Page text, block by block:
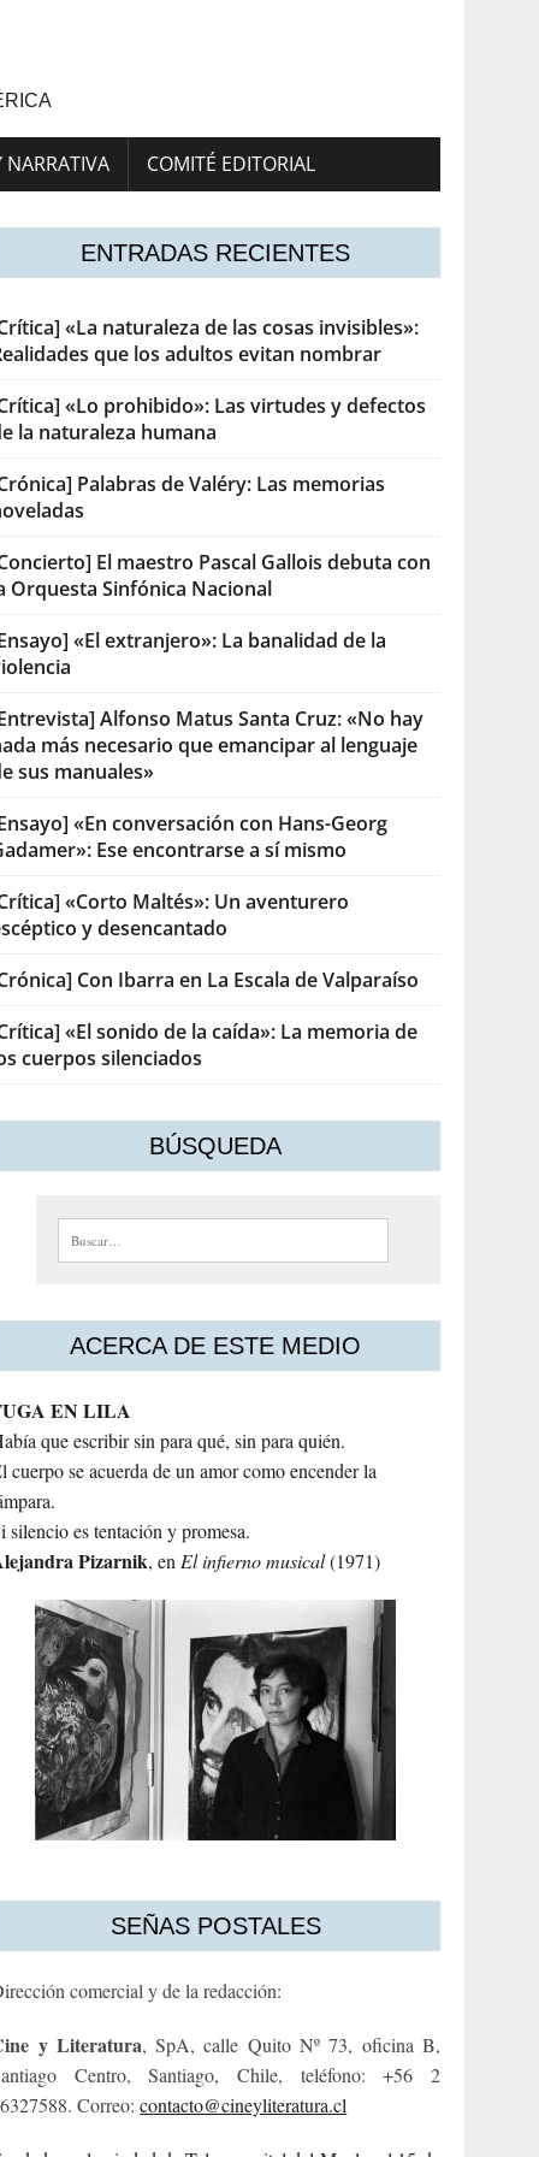
NARRATIVA COMITÉ EDITORIAL
ENTRADAS RECIENTES
«La naturaleza de las cosas invisibles»:
que los adultos evitan nombrar
«Lo prohibido»: Las virtudes y defectos
la naturaleza humana
Palabras de Valéry: Las memorias
El maestro Pascal Gallois debuta con
Orquesta Sinfónica Nacional
«El extranjero»: La banalidad de la
Alfonso Matus Santa Cruz: «No hay
más necesario que emancipar al lenguaje
sus manuales»
«En conversación con Hans-Georg
Ese encontrarse a sí mismo
«Corto Maltés»: Un aventurero
y desencantado
Con Ibarra en La Escala de Valparaíso
«El sonido de la caída»: La memoria de
cuerpos silenciados
BÚSQUEDA
Buscar:
ACERCA DE ESTE MEDIO
EN LILA
que escribir sin para qué, sin para quién.
cuerpo se acuerda de un amor como encender la
silencio es tentación y promesa.
Pizarnik, enEl infierno musical(1971)
SEÑAS POSTALES
comercial y de la redacción:
y Literatura, SpA, calle Quito Nº 73, oficina B,
Centro, Santiago, Chile, teléfono: +56 2
Correo:contacto@cineyliteratura.cl